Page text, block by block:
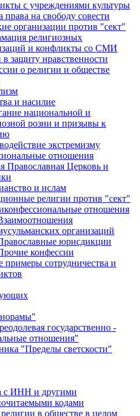
с учреждениями культуры
права на свободу совести
организации против "сект"
религиозных
и конфликты со СМИ
защиту нравственности
о религии и обществе
и насилие
национальной и
розни и призывы к
экстремизму
отношения
Православная Церковь и
и ислам
религии против "сект"
отношения
организаций
юрисдикции
конфессии
примеры сотрудничества и
государственно -
отношения"
"Пределы светскости"
с ИНН и другими
кодами
в обществе в целом